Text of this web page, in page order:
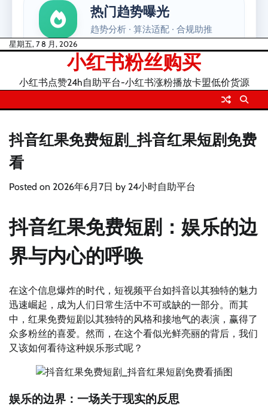
Skip星期五, 7 8 月, 2026
小红书粉丝购买
小红书点赞24h自助平台-小红书涨粉播放卡盟低价货源
抖音红果免费短剧_抖音红果短剧免费
看
Posted on 2026年6月7日 by 24小时自助平台
抖音红果免费短剧：娱乐的边
界与内心的呼唤
在这个信息爆炸的时代，短视频平台如抖音以其独特的魅力
迅速崛起，成为人们日常生活中不可或缺的一部分。而其
中，红果免费短剧以其独特的风格和接地气的表演，赢得了
众多粉丝的喜爱。然而，在这个看似光鲜亮丽的背后，我们
又该如何看待这种娱乐形式呢？
娱乐的边界：一场关于现实的反思